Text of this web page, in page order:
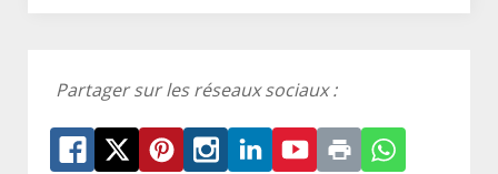
Partager sur les réseaux sociaux :